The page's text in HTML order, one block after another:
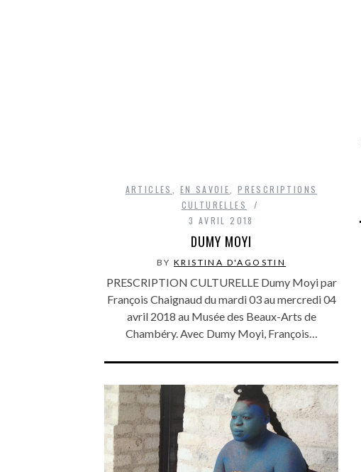
ARTICLES EN SAVOIE ,PRESCRIPTIONS
CULTURELLES
3 AVRIL 2018
DUMY MOYI
BY KRISTINA D'AGOSTIN
PRESCRIPTION CULTURELLE Dumy Moyi par
François Chaignaud du mardi 03 au mercredi 04
avril 2018 au Musée des Beaux-Arts de
Chambéry. Avec Dumy Moyi, François…